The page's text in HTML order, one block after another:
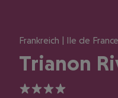
Frankreich | Ile de
Trianon
4